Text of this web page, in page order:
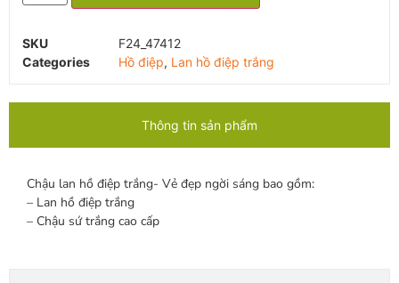
SKU
F24_47412
Categories
Hồ điệp, Lan hồ điệp trắng
Thông tin sản phẩm
Chậu lan hồ điệp trắng- Vẻ đẹp ngời sáng bao gồm:
– Lan hồ điệp trắng
– Chậu sứ trắng cao cấp